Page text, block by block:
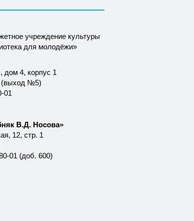
учреждение культуры
для молодёжи»
дом 4, корпус 1
(выход №5)
01
В.Д. Носова»
12, стр. 1
01 (доб. 600)